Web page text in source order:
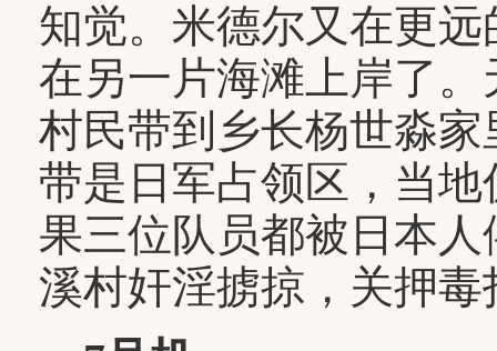
知觉。米德尔又在更
在另一片海滩上岸了
村民带到乡长杨世淼
带是日军占领区，当
果三位队员都被日本
溪村奸淫掳掠，关押